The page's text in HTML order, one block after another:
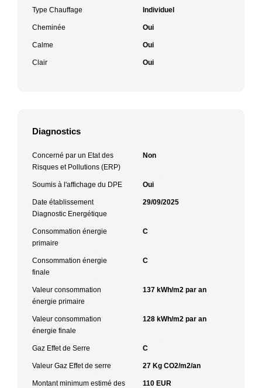
Type Chauffage Individuel
Cheminée Oui
Calme Oui
Clair Oui
Diagnostics
Concerné par un Etat des
Risques et Pollutions (ERP)
Non
Soumis à l'affichage du DPE Oui
Date établissement
Diagnostic Energétique
29/09/2025
Consommation énergie
primaire
C
Consommation énergie
finale
C
Valeur consommation
énergie primaire
137 kWh/m2 par an
Valeur consommation
énergie finale
128 kWh/m2 par an
Gaz Effet de Serre C
Valeur Gaz Effet de serre 27 Kg CO2/m2/an
Montant minimum estimé des
110 EUR